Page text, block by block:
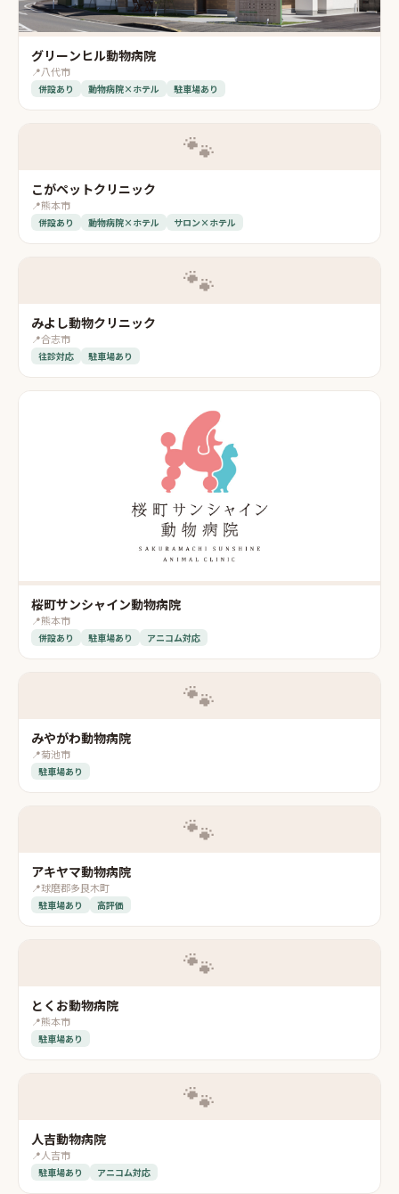
グリーンヒル動物病院
📍八代市
併設あり 動物病院×ホテル 駐車場あり
🐾
こがペットクリニック
📍熊本市
併設あり 動物病院×ホテル サロン×ホテル
🐾
みよし動物クリニック
📍合志市
往診対応 駐車場あり
桜町サンシャイン動物病院
📍熊本市
併設あり 駐車場あり アニコム対応
🐾
みやがわ動物病院
📍菊池市
駐車場あり
🐾
アキヤマ動物病院
📍球磨郡多良木町
駐車場あり 高評価
🐾
とくお動物病院
📍熊本市
駐車場あり
🐾
人吉動物病院
📍人吉市
駐車場あり アニコム対応